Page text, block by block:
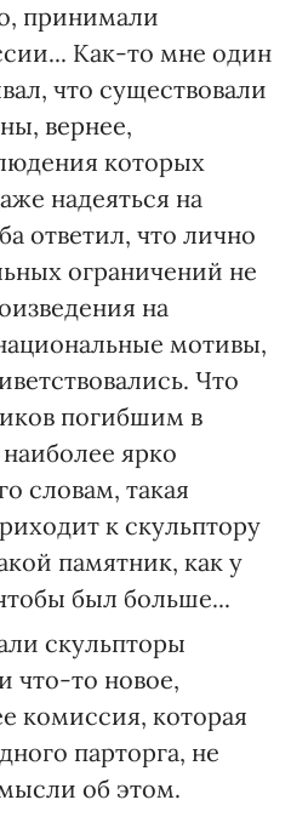
принимали
Как-то мне один
что существовали
вернее,
которых
надеяться на
ответил, что лично
ограничений не
на
мотивы,
Что
погибшим в
ярко
словам, такая
к скульптору
памятник, как у
был больше...
скульпторы
что-то новое,
комиссия, которая
парторга, не
об этом.